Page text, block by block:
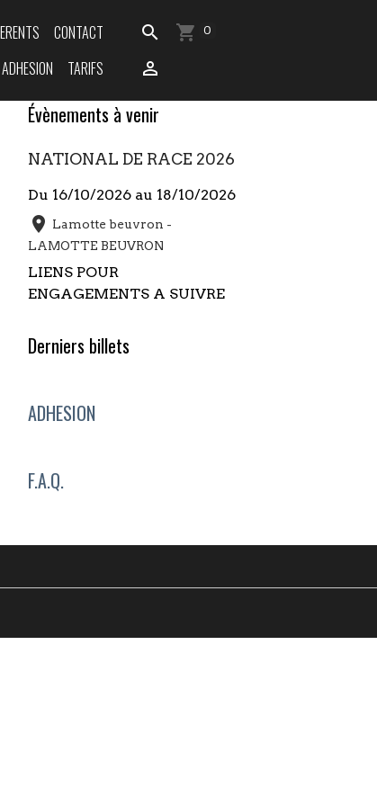
CONTACT
ADHESION
TARIFS
0
Évènements à venir
NATIONAL DE RACE 2026
Du 16/10/2026 au 18/10/2026
Lamotte beuvron -
LAMOTTE BEUVRON
LIENS POUR
ENGAGEMENTS A SUIVRE
Derniers billets
ADHESION
F.A.Q.